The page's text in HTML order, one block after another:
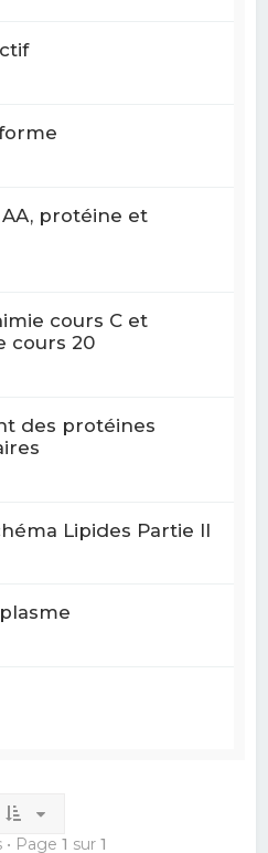
protéine et
cours C et
cours 20
des protéines
Lipides Partie II
• Page 1 sur 1